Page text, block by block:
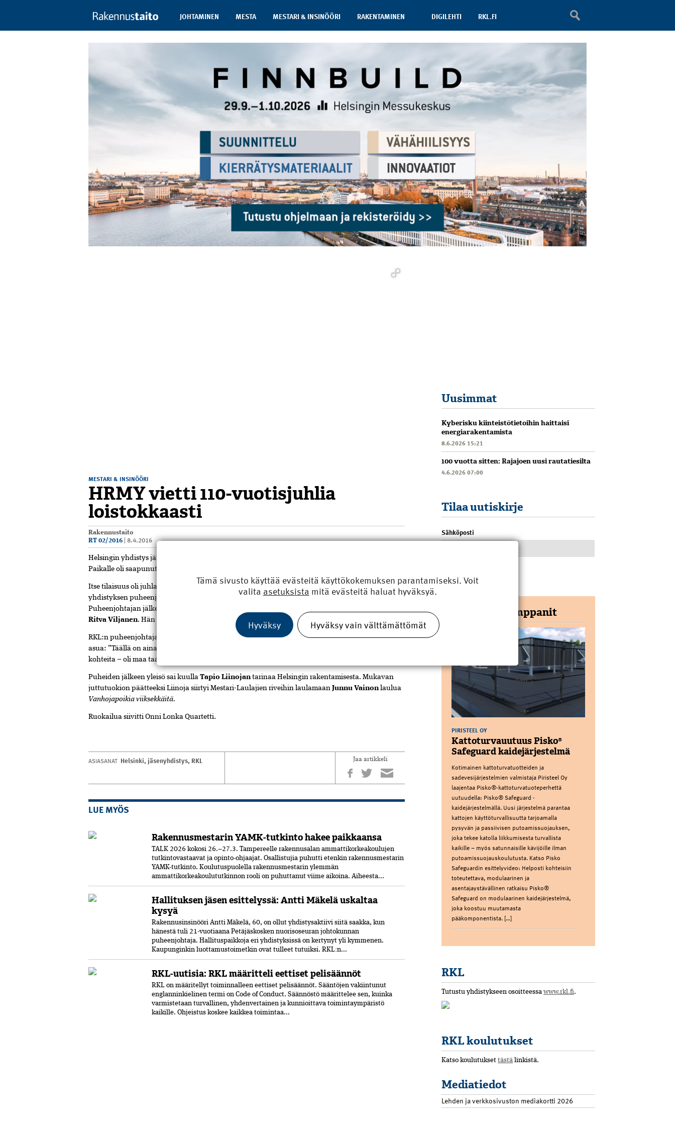
JOHTAMINEN MESTA MESTARI & INSINÖÖRI RAKENTAMINEN DIGILEHTI RKL.FI
MESTARI & INSINÖÖRI
HRMY vietti 110-vuotisjuhlia
loistokkaasti
Rakennustaito
RT 02/2016 |8.4.2016
Helsingin yhdistys järjesti upean 110-vuotistapahtuman 5. maaliskuuta Finlandia-talossa.
Paikalle oli saapunut arviolta peräti 400 juhlavierasta läheltä ja kaukaa.
Itse tilaisuus oli juhlava ja vieraiden mieleen. Mestari-Laulajat avasi tilaisuuden, minkä jälkeen
yhdistyksen puheenjohtaja
toivotti tervetulopuheella tilaisuuden avatuksi.
Puheenjohtajan jälkeen Helsingin kaupungin tervehdyssanat lausui apulaiskaupunginjohtaja
Ritva Viljanen. Hän kiitteli yhdistyksen aktiivista otetta Helsingin rakentamisessa.
RKL:n puheenjohtaja
muistutti kuulijoita, että Helsinki on ollut hyvä paikka mestarille
asua: ”Täällä on aina ollut mestareille hyvin töitä; mielenkiintoisia hankkeita, isoja ja pieniä
kohteita – oli maa taantumassa tai nousussa, Helsingissä on rakennettu.”
Puheiden jälkeen yleisö sai kuullaTapio Liinojantarinaa Helsingin rakentamisesta. Mukavan
juttutuokion päätteeksi Liinoja siirtyi Mestari-Laulajien riveihin laulamaanJunnu Vainonlaulua
Vanhojapoikia viiksekkäitä.
Ruokailua siivitti Onni Lonka Quartetti.
ASIASANAT Helsinki, jäsenyhdistys, RKL Jaa artikkeli
LUE MYÖS
Rakennusmestarin YAMK-tutkinto hakee paikkaansa
TALK 2026 kokosi 26.–27.3. Tampereelle rakennusalan ammattikorkeakoulujen
tutkintovastaavat ja opinto-ohjaajat. Osallistujia puhutti etenkin rakennusmestarin
YAMK-tutkinto. Koulutuspuolella rakennusmestarin ylemmän
ammattikorkeakoulututkinnon rooli on puhuttanut viime ­aikoina. ­Aiheesta...
Hallituksen jäsen esittelyssä: Antti Mäkelä uskaltaa
kysyä
Rakennusinsinööri Antti Mäkelä, 60, on ollut yhdistysaktiivi siitä saakka, kun
hänestä tuli 21-vuo­tiaana Petäjäskosken nuoriso­seuran johtokunnan
puheenjohtaja. Hallituspaikkoja eri yhdistyksissä on kertynyt yli kymmenen.
Kaupunginkin luottamustoimetkin ovat tulleet tutuiksi. RKL:n...
RKL-uutisia: RKL määritteli eettiset pelisäännöt
RKL on määritellyt toiminnalleen eettiset peli­säännöt. Sääntöjen vakiintunut
englanninkielinen termi on Code of Conduct. Säännöstö määrittelee sen, kuinka
varmistetaan turvallinen, yhdenvertainen ja kun­nioittava toimintaympäristö
kaikille. Ohjeistus koskee kaikkea toimintaa...
Uusimmat
Kyberisku kiinteistötietoihin haittaisi
energiarakentamista
8.6.2026 15:21
100 vuotta sitten: Rajajoen uusi rautatiesilta
4.6.2026 07:00
Tilaa uutiskirje
Sähköposti
Yhteistyökumppanit
PIRISTEEL OY
Kattoturvauutuus Pisko®
Safeguard kaidejärjestelmä
Kotimainen kattoturvatuotteiden ja
sadevesijärjestelmien valmistaja Piristeel Oy
laajentaa Pisko®-kattoturvatuoteperhettä
uutuudella: Pisko® Safeguard -
kaidejärjestelmällä. Uusi järjestelmä parantaa
kattojen käyttöturvallisuutta tarjoamalla
pysyvän ja passiivisen putoamissuojauksen,
joka tekee katolla liikkumisesta turvallista
kaikille – myös satunnaisille kävijöille ilman
putoamissuojauskoulutusta. Katso Pisko
Safeguardin esittelyvideo: Helposti kohteisiin
toteutettava, modulaarinen ja
asentajaystävällinen ratkaisu Pisko®
Safeguard on modulaarinen kaidejärjestelmä,
joka koostuu muutamasta
pääkomponentista. […]
RKL
Tutustu yhdistykseen osoitteessa www.rkl.fi.
RKL koulutukset
Katso koulutukset tästä linkistä.
Mediatiedot
Lehden ja verkkosivuston mediakortti 2026
Tämä sivusto käyttää evästeitä käyttökokemuksen parantamiseksi. Voit
valita asetuksista mitä evästeitä haluat hyväksyä.
Hyväksy Hyväksy vain välttämättömät